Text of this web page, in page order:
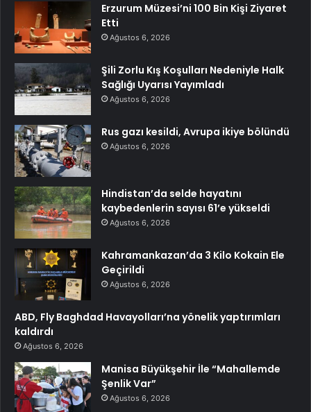
Erzurum Müzesi’ni 100 Bin Kişi Ziyaret
Etti
Ağustos 6, 2026
Şili Zorlu Kış Koşulları Nedeniyle Halk
Sağlığı Uyarısı Yayımladı
Ağustos 6, 2026
Rus gazı kesildi, Avrupa ikiye bölündü
Ağustos 6, 2026
Hindistan’da selde hayatını
kaybedenlerin sayısı 61’e yükseldi
Ağustos 6, 2026
Kahramankazan’da 3 Kilo Kokain Ele
Geçirildi
Ağustos 6, 2026
ABD, Fly Baghdad Havayolları’na yönelik yaptırımları
kaldırdı
Ağustos 6, 2026
Manisa Büyükşehir İle “Mahallemde
Şenlik Var”
Ağustos 6, 2026